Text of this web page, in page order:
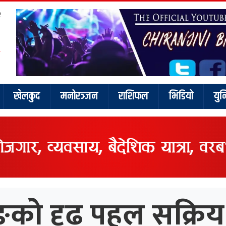
खेलकुद मनोरञ्जन राशिफल भिडियो
दृढ पहल